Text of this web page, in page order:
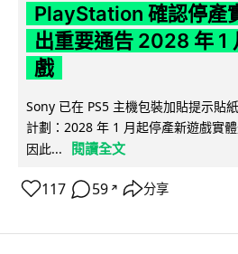
PlayStation 確認停產
出重要通告 2028 年 1
戲
Sony 已在 PS5 主機包裝加貼提示貼
計劃：2028 年 1 月起停產新遊戲實
因此...
閱讀全文
117 59 ↗ 分享